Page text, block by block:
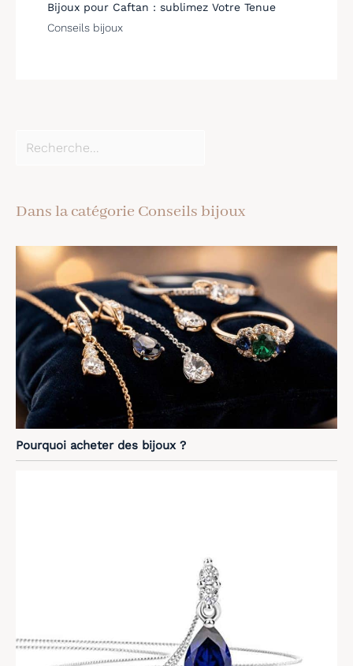
Bijoux pour Caftan : sublimez Votre Tenue
Conseils bijoux
Dans la catégorie Conseils bijoux
Pourquoi acheter des bijoux ?